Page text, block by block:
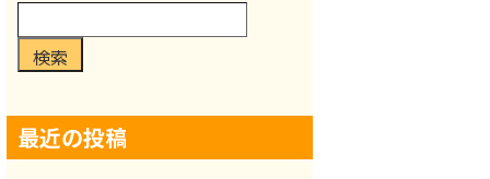
検索
最近の投稿